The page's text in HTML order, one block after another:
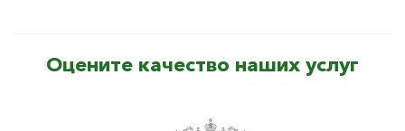
Оцените качество наших услуг